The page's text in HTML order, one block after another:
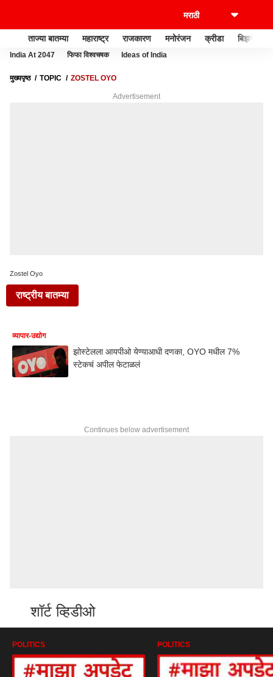
ताज्या बातम्या महाराष्ट्र राजकारण मनोरंजन क्रीडा बिझनेस
India At 2047 फिफा विश्वचषक Ideas of India
मुख्यपृष्ठ TOPIC ZOSTEL OYO
Advertisement
Zostel Oyo
राष्ट्रीय बातम्या
व्यापार-उद्योग
झोस्टेलला आयपीओ येण्याआधी दणका, OYO मधील 7%
स्टेकचं अपील फेटाळलं
Continues below advertisement
शॉर्ट व्हिडीओ
POLITICS POLITICS